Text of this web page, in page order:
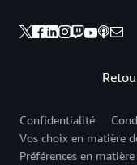
Confidentialité
Vos choix en matière
Préférences en